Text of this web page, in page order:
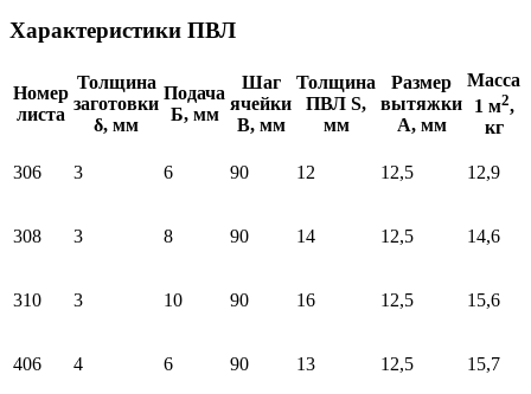
Характеристики ПВЛ
Номер
листа
Толщина
заготовки
δ, мм
Подача
Б, мм
Шаг
ячейки
В, мм
Толщина
ПВЛ S,
мм
Размер
вытяжки
A, мм
Масса
1 м2,
кг
306 3 6 90 12 12,5 12,9
308 3 8 90 14 12,5 14,6
310 3 10 90 16 12,5 15,6
406 4 6 90 13 12,5 15,7